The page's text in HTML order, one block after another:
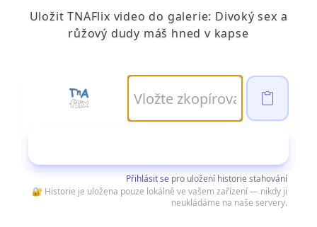
Uložit TNAFlix video do galerie: Divoký sex a
růžový dudy máš hned v kapse
Přihlásit se pro uložení historie stahování
🔐 Historie je uložena pouze lokálně ve vašem zařízení — nikdy ji
neukládáme na naše servery.